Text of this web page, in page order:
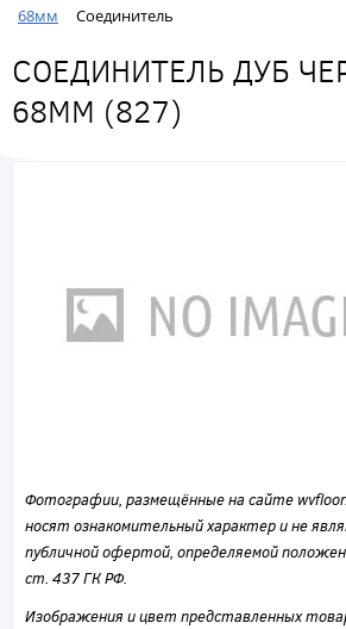
68мм
Соединитель
СОЕДИНИТЕЛЬ ДУБ
68ММ (827)
Фотографии, размещённые на сайте
носят ознакомительный характер и не
публичной офертой, определяемой
ст. 437 ГК РФ.
Изображения и цвет представленных